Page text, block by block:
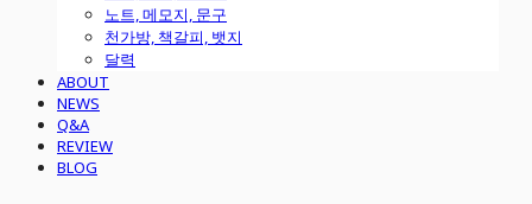
노트, 메모지, 문구
천가방, 책갈피, 뱃지
달력
ABOUT
NEWS
Q&A
REVIEW
BLOG